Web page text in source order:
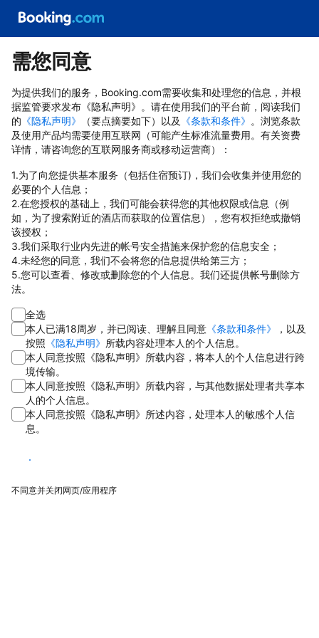
需您同意
为提供我们的服务，Booking.com需要收集和处理您的信息，并根
据监管要求发布《隐私声明》。请在使用我们的平台前，阅读我们
的 《隐私声明》 （要点摘要如下）以及 《条款和条件》 。浏览条款
及使用产品均需要使用互联网（可能产生标准流量费用。有关资费
详情，请咨询您的互联网服务商或移动运营商）：
1.为了向您提供基本服务（包括住宿预订)，我们会收集并使用您的
必要的个人信息；
2.在您授权的基础上，我们可能会获得您的其他权限或信息（例
如，为了搜索附近的酒店而获取的位置信息），您有权拒绝或撤销
该授权；
3.我们采取行业内先进的帐号安全措施来保护您的信息安全；
4.未经您的同意，我们不会将您的信息提供给第三方；
5.您可以查看、修改或删除您的个人信息。我们还提供帐号删除方
法。
全选
本人已满18周岁，并已阅读、理解且同意 《条款和条件》
，以及
按照 《隐私声明》 所载内容处理本人的个人信息。
本人同意按照《隐私声明》所载内容，将本人的个人信息进行跨
境传输。
本人同意按照《隐私声明》所载内容，与其他数据处理者共享本
人的个人信息。
本人同意按照《隐私声明》所述内容，处理本人的敏感个人信
息。
同意
不同意并关闭网页/应用程序